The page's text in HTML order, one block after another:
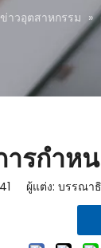
ข่าวอุตสาหกรรม »
ารกำ
41 ผู้แต่ง: บรรณาธิ